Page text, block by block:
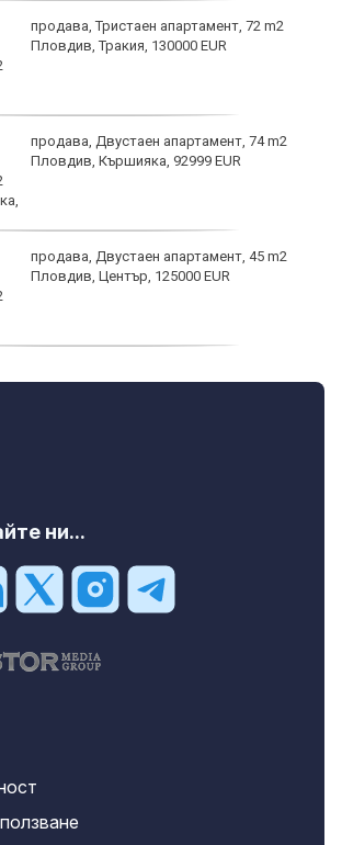
продава, Тристаен апартамент, 72 m2
Пловдив, Тракия, 130000 EUR
продава, Двустаен апартамент, 74 m2
Пловдив, Кършияка, 92999 EUR
продава, Двустаен апартамент, 45 m2
Пловдив, Център, 125000 EUR
ни...